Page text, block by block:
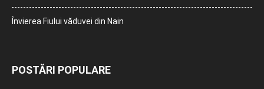
Învierea Fiului văduvei din Nain
POSTĂRI POPULARE